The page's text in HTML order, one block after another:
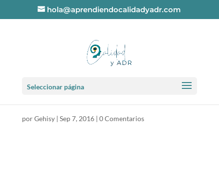
hola@aprendiendocalidadyadr.com
Seleccionar página
division 1.1
porGehisy| Sep 7, 2016| 0 Comentarios